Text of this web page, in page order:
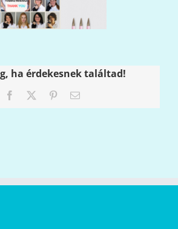
ha érdekesnek találtad!
Facebook PinterestEmail: